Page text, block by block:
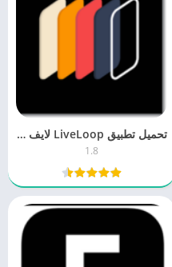
تحميل تطبيق LiveLoop لايف لوب 1.8 خلفيات 3D للموبايل اخر اصدار
1.8